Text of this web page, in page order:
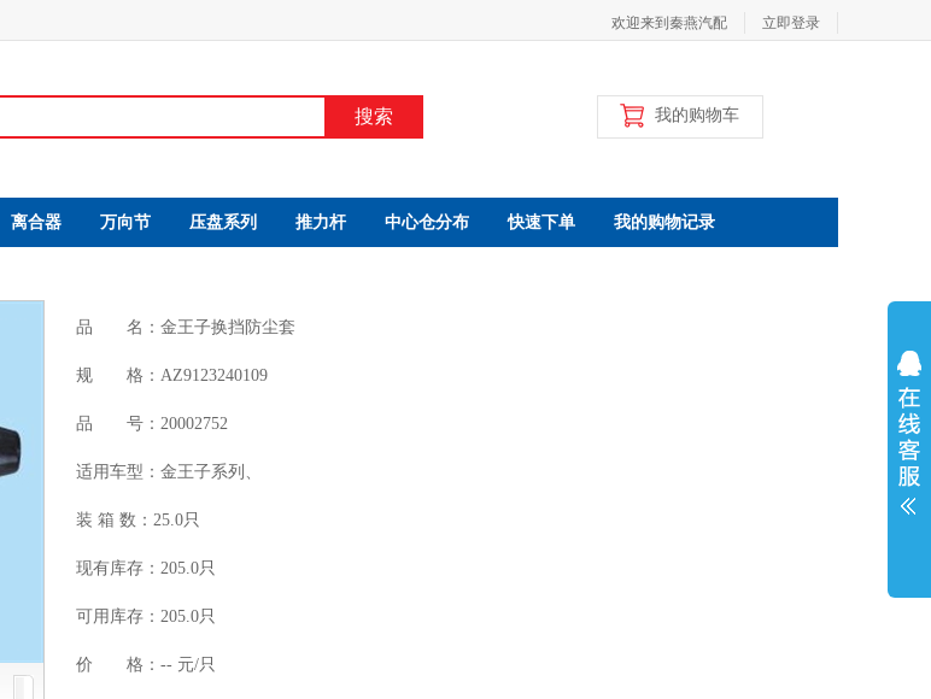
欢迎来到秦燕汽配 立即登录
我的购物车
搜索
离合器 万向节 压盘系列 推力杆 中心仓分布 快速下单 我的购物记录
品 名： 金王子换挡防尘套
规 格： AZ9123240109
品 号： 20002752
适用车型： 金王子系列、
装 箱 数： 25.0只
现有库存： 205.0只
可用库存： 205.0只
价 格： -- 元/只